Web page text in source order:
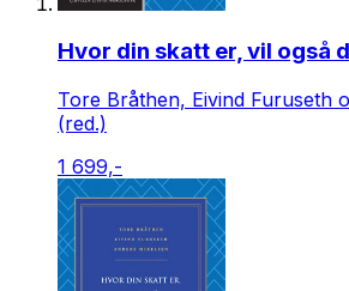
Hvor din skatt er, vil også
Tore Bråthen, Eivind Furuseth
(red.)
1 699,-